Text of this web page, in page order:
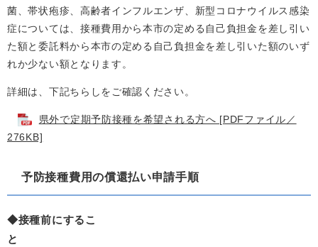
菌、帯状疱疹、高齢者インフルエンザ、新型コロナウイルス感染
症については、接種費用から本市の定める自己負担金を差し引い
た額と委託料から本市の定める自己負担金を差し引いた額のいず
れか少ない額となります。
詳細は、下記ちらしをご確認ください。
県外で定期予防接種を希望される方へ [PDFファイル／
276KB]
予防接種費用の償還払い申請手順
◆接種前にするこ
と